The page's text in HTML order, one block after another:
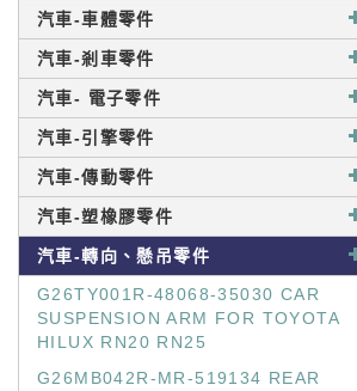
汽車-車體零件
汽車-剎車零件
汽車- 電子零件
汽車-引擎零件
汽車-傳動零件
汽車-塑橡膠零件
汽車-轉向、懸吊零件
G26TY001R-48068-35030 CAR
SUSPENSION ARM FOR TOYOTA
HILUX RN20 RN25
G26MB042R-MR-519134 REAR